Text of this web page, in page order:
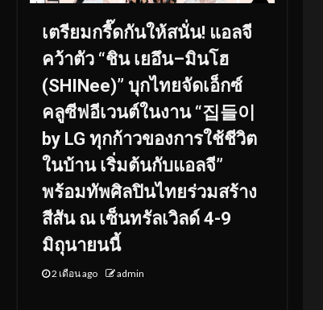
เตรียมกรี๊ดกันให้สนั่น! แอลจี
คว้าตัว “ชิน เยอึน–มินโฮ
(SHINee)” บุกไทยจัดเอ็กซ์
คลูซีฟอีเวนต์ในงาน “집들이
by LG ทุกก้าวของการใช้ชีวิต
ในบ้าน เริ่มต้นกับแอลจี”
พร้อมทัพศิลปินไทยร่วมสร้าง
สีสัน ณ เซ็นทรัลเวิลด์ 4-9
มิถุนายนนี้
2 เดือน ago admin